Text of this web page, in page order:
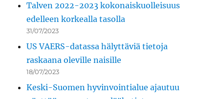
Talven 2022-2023 kokonaiskuolleisuus
edelleen korkealla tasolla
31/07/2023
US VAERS-datassa hälyttäviä tietoja
raskaana oleville naisille
18/07/2023
Keski-Suomen hyvinvointialue ajautuu